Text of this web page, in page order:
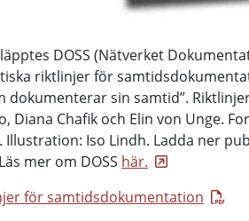
DOSS (Nätverket
riktlinjer för
dokumenterar sin samtid”.
Diana Chafik och Elin von Unge.
Illustration: Iso Lindh. Ladda ner
mer om DOSS här.
för samtidsdokumentation